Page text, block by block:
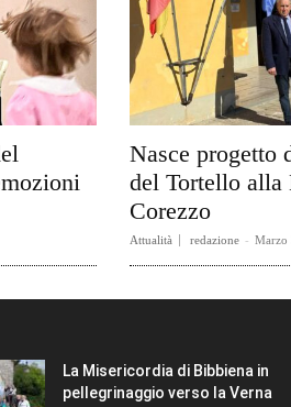
Nasce progetto
del Tortello alla
Corezzo
Attualità redazione - Marzo
La Misericordia di Bibbiena in
pellegrinaggio verso la Verna